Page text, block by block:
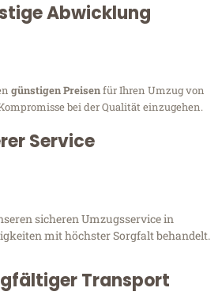
Abwicklung
günstigen Preisenfür Ihren Umzug von
bei der Qualität einzugehen.
Service
sicheren Umzugsservice in
mit höchster Sorgfalt behandelt.
Transport